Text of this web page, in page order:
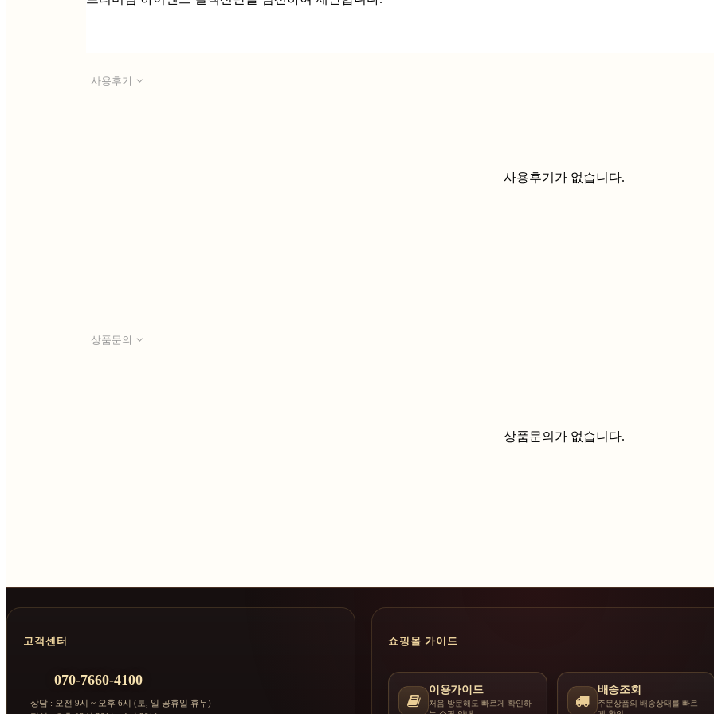
사용후기
사용후기가 없습니다.
상품문의
상품문의가 없습니다.
고객센터
070-7660-4100
상담 : 오전 9시 ~ 오후 6시 (토, 일 공휴일 휴무)
쇼핑몰 가이드
이용가이드
처음 방문해도 빠르게 확인하
배송조회
주문상품의 배송상태를 빠르